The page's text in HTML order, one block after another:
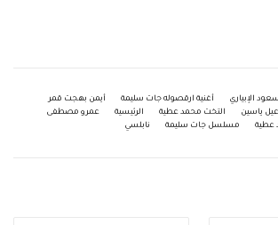
الإبياري أغنية ارقصوله جات سليمة
أيمن بهجت قمر
ياسين
التخت محمد عطية الرئيسية
عمرو مصطفى
عطية
مسلسل جات سليمة نابلسي